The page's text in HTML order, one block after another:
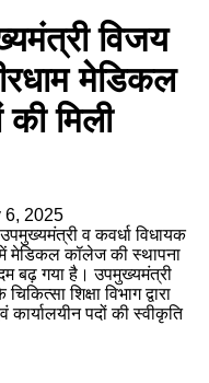
विजय
मेडिकल
मिली
6, 2025
व कवर्धा विधायक
मेडिकल कॉलेज की स्थापना
बढ़ गया है। उपमुख्यमंत्री
शिक्षा विभाग द्वारा
पदों की स्वीकृति